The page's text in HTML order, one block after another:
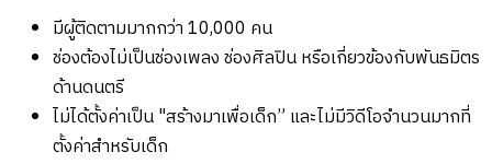
มีผู้ติดตามมากกว่า 10,000 คน
ช่องต้องไม่เป็นช่องเพลง ช่องศิลปิน หรือเกี่ยวข้องกับพันธมิตร
ด้านดนตรี
ไม่ได้ตั้งค่าเป็น "สร้างมาเพื่อเด็ก” และไม่มีวิดีโอจำนวนมากที่
ตั้งค่าสำหรับเด็ก